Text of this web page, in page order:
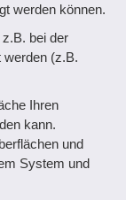
werden können.
bei der
(z.B.
Ihren
kann.
und
System und